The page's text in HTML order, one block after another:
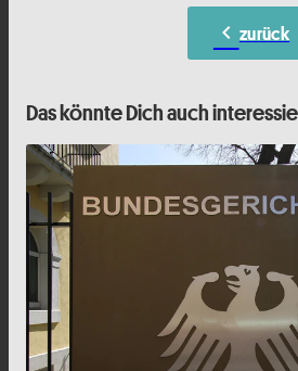
chevron_left zurück
Das könnte Dich auch